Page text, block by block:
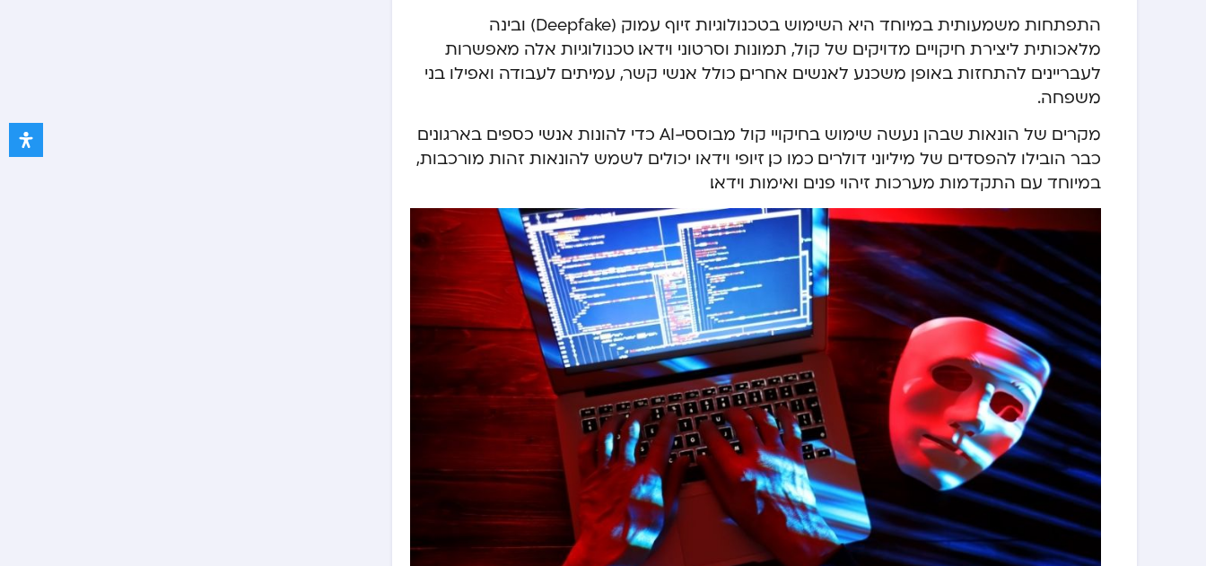
התפתחות משמעותית במיוחד היא השימוש בטכנולוגיות זיוף עמוק (Deepfake) ובינה
מלאכותית ליצירת חיקויים מדויקים של קול, תמונות וסרטוני וידאו. טכנולוגיות אלה מאפשרות
לעבריינים להתחזות באופן משכנע לאנשים אחרים, כולל אנשי קשר, עמיתים לעבודה ואפילו בני
משפחה.
מקרים של הונאות שבהן נעשה שימוש בחיקויי קול מבוססי-AI כדי להונות אנשי כספים בארגונים
כבר הובילו להפסדים של מיליוני דולרים. כמו כן, זיופי וידאו יכולים לשמש להונאות זהות מורכבות,
במיוחד עם התקדמות מערכות זיהוי פנים ואימות וידאו.